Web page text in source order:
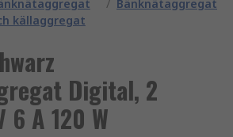
källaggregat
/ Bänknätaggregat
Digital, 2
6 A 120 W